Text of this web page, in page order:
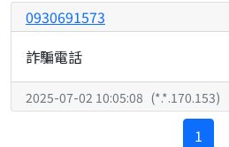
0930691573
詐騙電話
2025-07-02 10:05:08 (*.*.170.153)
1